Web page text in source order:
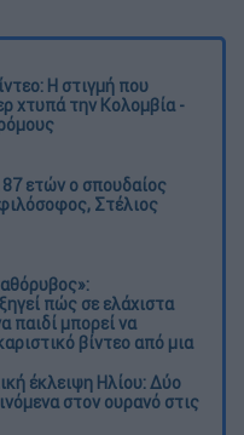
Η στιγμή που
χτυπά την Κολομβία -
87 ετών ο σπουδαίος
Στέλιος
αθόρυβος»:
πώς σε ελάχιστα
παιδί μπορεί να
βίντεο από μια
έκλειψη Ηλίου: Δύο
στον ουρανό στις